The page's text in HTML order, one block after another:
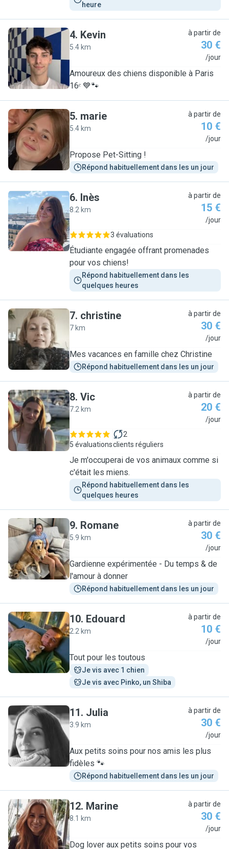
heure
K
4. Kevin
5.4 km
à partir de
30 €
/jour
Amoureux des chiens disponible à Paris
16ᵉ 💙🐾
M
5. marie
5.4 km
à partir de
10 €
/jour
Propose Pet-Sitting !
Répond habituellement dans les un jour
I
6. Inès
8.2 km
à partir de
15 €
/jour
3 évaluations
Étudiante engagée offrant promenades
pour vos chiens!
Répond habituellement dans les
quelques heures
C
7. christine
7 km
à partir de
30 €
/jour
Mes vacances en famille chez Christine
Répond habituellement dans les un jour
V
8. Vic
7.2 km
à partir de
20 €
/jour
5 évaluations
2
clients réguliers
Je m'occuperai de vos animaux comme si
c'était les miens.
Répond habituellement dans les
quelques heures
R
9. Romane
5.9 km
à partir de
30 €
/jour
Gardienne expérimentée - Du temps & de
l'amour à donner
Répond habituellement dans les un jour
E
10. Edouard
2.2 km
à partir de
10 €
/jour
Tout pour les toutous
Je vis avec 1 chien
Je vis avec Pinko, un Shiba
J
11. Julia
3.9 km
à partir de
30 €
/jour
Aux petits soins pour nos amis les plus
fidèles 🐾
Répond habituellement dans les un jour
M
12. Marine
8.1 km
à partir de
30 €
/jour
Dog lover aux petits soins pour vos